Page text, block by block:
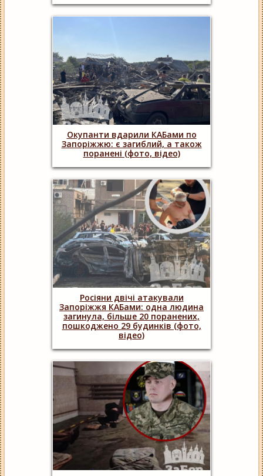
Окупанти вдарили КАБами по
Запоріжжю: є загиблий, а також
поранені (фото, відео)
Росіяни двічі атакували
Запоріжжя КАБами: одна людина
загинула, більше 20 поранених,
пошкоджено 29 будинків (фото,
відео)